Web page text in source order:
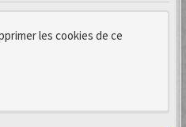
les cookies de ce